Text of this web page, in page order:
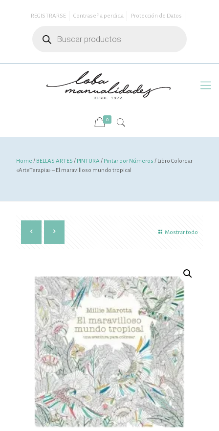
REGISTRARSE Contraseña perdida
Protección de Datos
productos
0
Home / BELLAS ARTES / PINTURA / Pintar por Números / Libro Colorear
«ArteTerapia» – El maravilloso mundo tropical
Mostrar todo